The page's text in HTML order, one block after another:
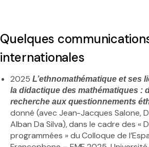
Quelques
internationales
2025 L’ethnomathématique et ses
la didactique des mathématiques :
recherche aux questionnements
donné (avec Jean-Jacques Salone,
Alban Da Silva), dans le cadre des «
programmées » du Colloque de